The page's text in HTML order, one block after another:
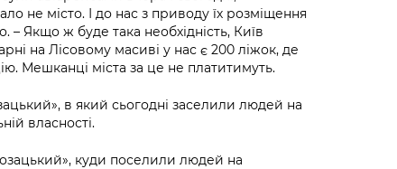
не місто. І до нас з приводу їх розміщення
– Якщо ж буде така необхідність, Київ
на Лісовому масиві у нас є 200 ліжок, де
Мешканці міста за це не платитимуть.
в який сьогодні заселили людей на
власності.
куди поселили людей на